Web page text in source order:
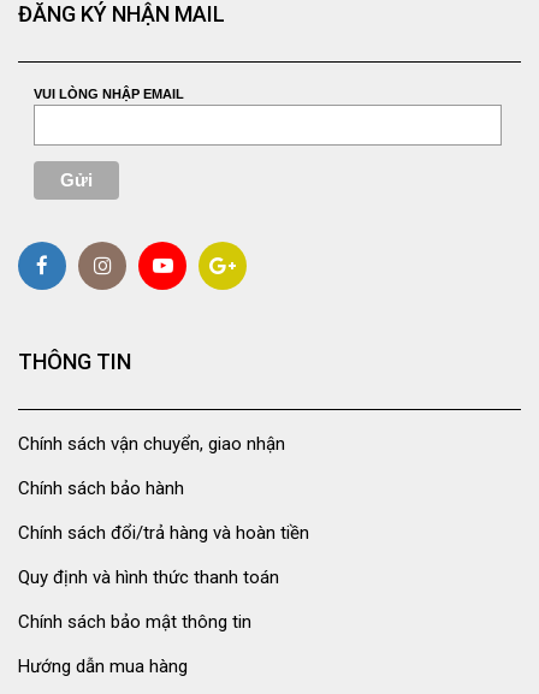
ĐĂNG KÝ NHẬN MAIL
VUI LÒNG NHẬP EMAIL
THÔNG TIN
Chính sách vận chuyển, giao nhận
Chính sách bảo hành
Chính sách đổi/trả hàng và hoàn tiền
Quy định và hình thức thanh toán
Chính sách bảo mật thông tin
Hướng dẫn mua hàng